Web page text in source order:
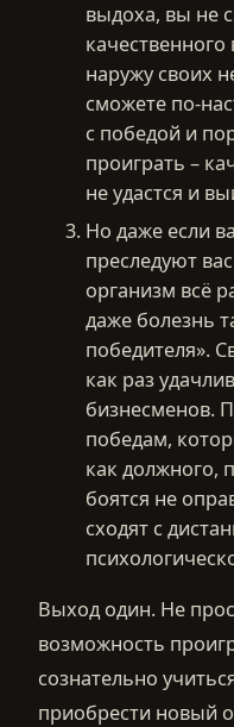
выдоха, вы не
наружу своих
сможете по-
с победой и
проиграть –
не удастся и
Но даже если
преследуют
организм всё
даже болезнь
победителя».
как раз
бизнесменов.
победам,
как должного,
боятся не
сходят с
Выход один. Не
возможность
сознательно
приобрести новый